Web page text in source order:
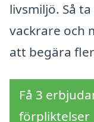
livsmiljö. Så
vackrare och
att begära
Få 3
förpliktelser